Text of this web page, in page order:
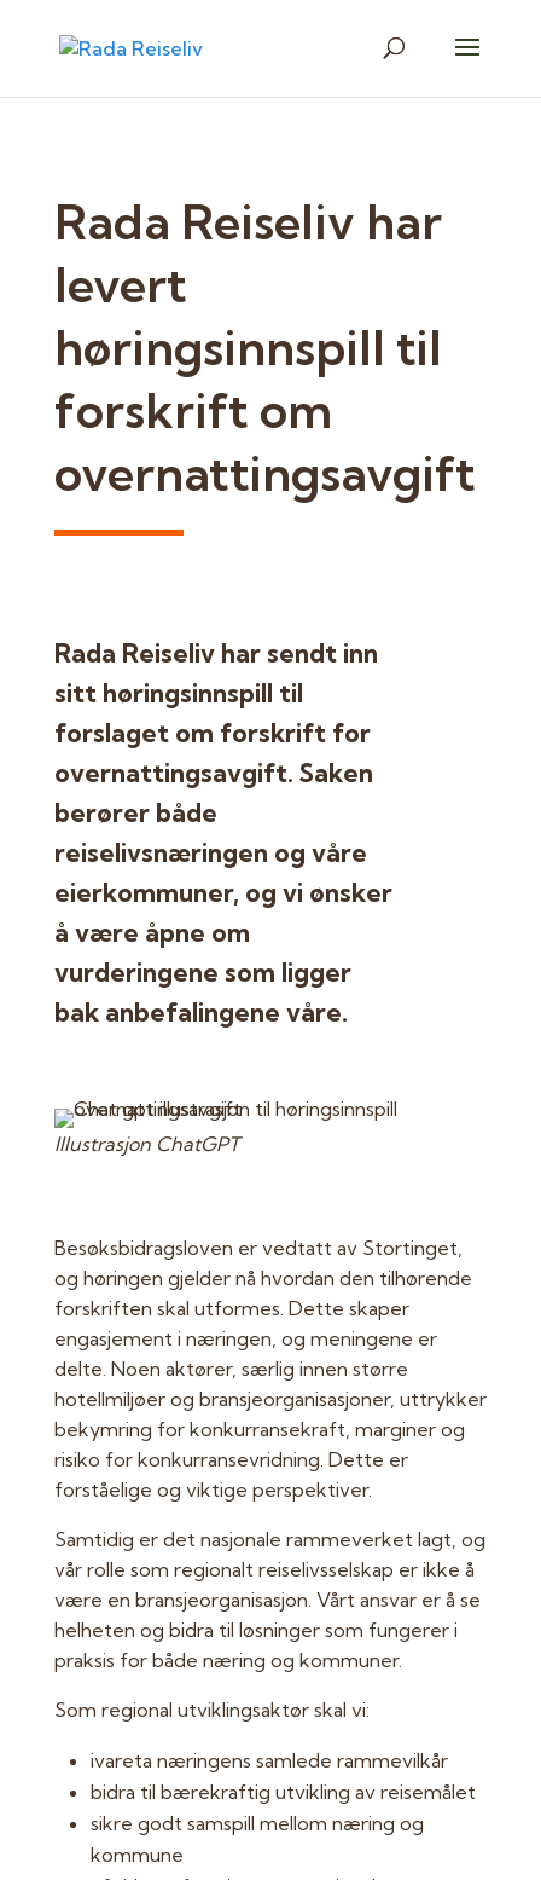
Rada Reiseliv har
levert
høringsinnspill til
forskrift om
overnattingsavgift
Rada Reiseliv har sendt inn
sitt høringsinnspill til
forslaget om forskrift for
overnattingsavgift. Saken
berører både
reiselivsnæringen og våre
eierkommuner, og vi ønsker
å være åpne om
vurderingene som ligger
bak anbefalingene våre.
Illustrasjon ChatGPT
Besøksbidragsloven er vedtatt av Stortinget,
og høringen gjelder nå hvordan den tilhørende
forskriften skal utformes. Dette skaper
engasjement i næringen, og meningene er
delte. Noen aktører, særlig innen større
hotellmiljøer og bransjeorganisasjoner, uttrykker
bekymring for konkurransekraft, marginer og
risiko for konkurransevridning. Dette er
forståelige og viktige perspektiver.
Samtidig er det nasjonale rammeverket lagt, og
vår rolle som regionalt reiselivsselskap er ikke å
være en bransjeorganisasjon. Vårt ansvar er å se
helheten og bidra til løsninger som fungerer i
praksis for både næring og kommuner.
Som regional utviklingsaktør skal vi:
ivareta næringens samlede rammevilkår
bidra til bærekraftig utvikling av reisemålet
sikre godt samspill mellom næring og
kommune